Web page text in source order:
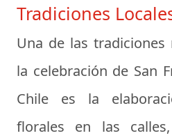
Tradiciones
Una de las tradiciones
la celebración de San
Chile es la
florales en las